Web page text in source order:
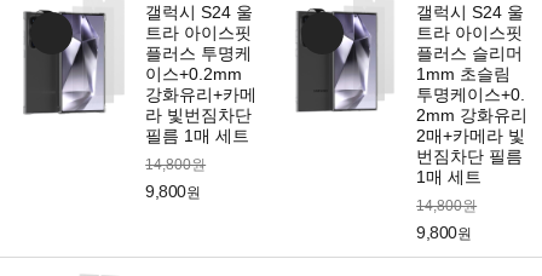
갤럭시 S24 울
트라 아이스핏
플러스 투명케
이스+0.2mm
강화유리+카메
라 빛번짐차단
필름 1매 세트
14,800원
9,800원
갤럭시 S24 울
트라 아이스핏
플러스 슬리머
1mm 초슬림
투명케이스+0.
2mm 강화유리
2매+카메라 빛
번짐차단 필름
1매 세트
14,800원
9,800원